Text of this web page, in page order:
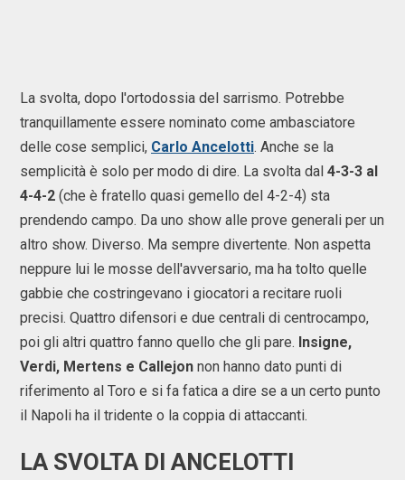
La svolta, dopo l'ortodossia del sarrismo. Potrebbe
tranquillamente essere nominato come ambasciatore
delle cose semplici, Carlo Ancelotti. Anche se la
semplicità è solo per modo di dire. La svolta dal 4-3-3 al
4-4-2 (che è fratello quasi gemello del 4-2-4) sta
prendendo campo. Da uno show alle prove generali per un
altro show. Diverso. Ma sempre divertente. Non aspetta
neppure lui le mosse dell'avversario, ma ha tolto quelle
gabbie che costringevano i giocatori a recitare ruoli
precisi. Quattro difensori e due centrali di centrocampo,
poi gli altri quattro fanno quello che gli pare. Insigne,
Verdi, Mertens e Callejon non hanno dato punti di
riferimento al Toro e si fa fatica a dire se a un certo punto
il Napoli ha il tridente o la coppia di attaccanti.
LA SVOLTA DI ANCELOTTI